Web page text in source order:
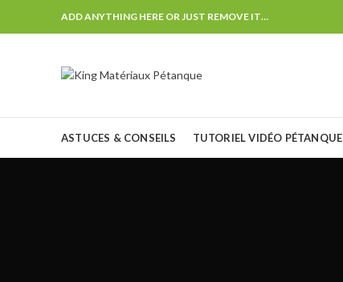
ADD ANYTHING HERE OR JUST REMOVE IT…
ASTUCES & CONSEILS TUTORIEL VIDÉO PÉTANQUE